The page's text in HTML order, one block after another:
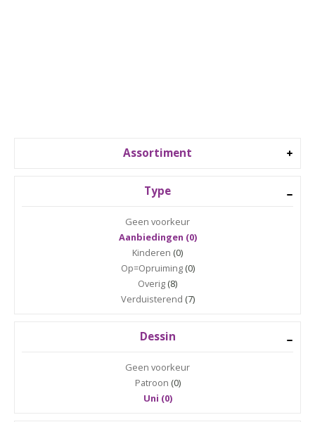
Assortiment
Type
Geen voorkeur
Aanbiedingen (0)
Kinderen (0)
Op=Opruiming(0)
Overig (8)
Verduisterend (7)
Dessin
Geen voorkeur
Patroon (0)
Uni (0)